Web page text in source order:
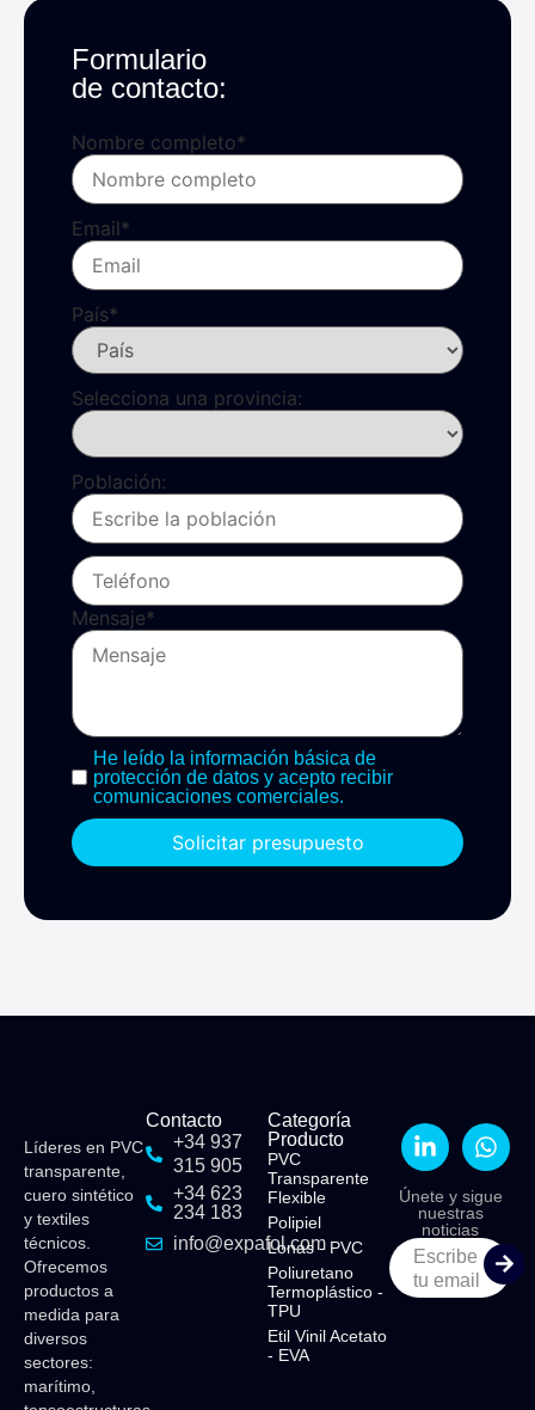
Formulario
de contacto:
Nombre completo*
Email*
País*
Selecciona una provincia:
Población:
Mensaje*
He leído la información básica de
protección de datos y acepto recibir
comunicaciones comerciales.
Solicitar presupuesto
Líderes en PVC
transparente,
cuero sintético
y textiles
técnicos.
Ofrecemos
productos a
medida para
diversos
sectores:
marítimo,
Contacto
+34 937
315 905
+34 623
234 183
info@expafol.com
Categoría
Producto
PVC
Transparente
Flexible​
Polipiel​
Lonas - PVC​
Poliuretano
Termoplástico -
TPU​
Etil Vinil Acetato
- EVA​
Únete y sigue
nuestras
noticias
Escribe
tu email